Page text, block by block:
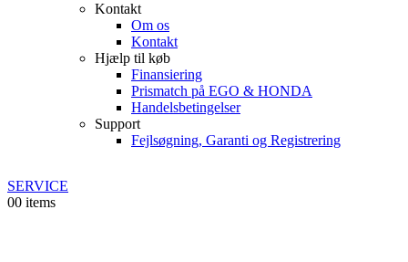
Kontakt
Om os
Kontakt
Hjælp til køb
Finansiering
Prismatch på EGO & HONDA
Handelsbetingelser
Support
Fejlsøgning, Garanti og Registrering
SERVICE
00 items